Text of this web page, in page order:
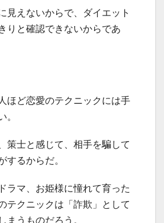
見えないからで、ダイエット
りと確認できないからであ
ほど恋愛のテクニックには手
。
策士と感じて、相手を騙して
するからだ。
ラマ、お姫様に憧れて育った
テクニックは「詐欺」として
まうものだろう。